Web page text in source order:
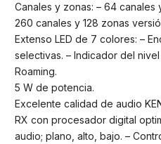
Canales y zonas: – 64 canales
260 canales y 128 zonas
Extenso LED de 7 colores: –
selectivas. – Indicador del
Roaming.
5 W de potencia.
Excelente calidad de audio
RX con procesador digital
audio; plano, alto, bajo. –